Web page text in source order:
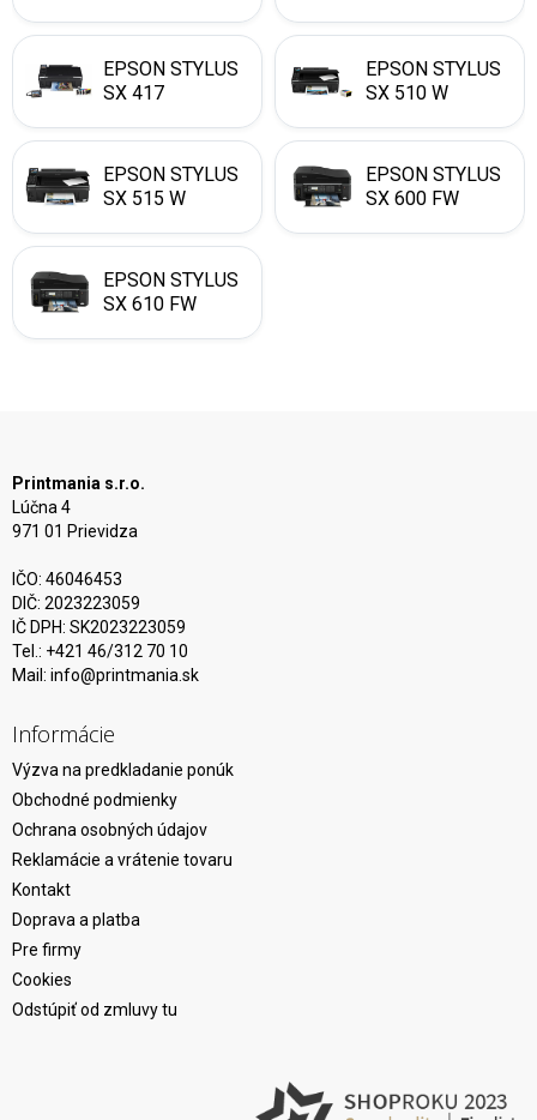
EPSON STYLUS
SX 417
EPSON STYLUS
SX 510 W
EPSON STYLUS
SX 515 W
EPSON STYLUS
SX 600 FW
EPSON STYLUS
SX 610 FW
Printmania s.r.o.
Lúčna 4
971 01 Prievidza
IČO: 46046453
DIČ: 2023223059
IČ DPH: SK2023223059
Tel.: +421 46/312 70 10
Mail: info@printmania.sk
Informácie
Výzva na predkladanie ponúk
Obchodné podmienky
Ochrana osobných údajov
Reklamácie a vrátenie tovaru
Kontakt
Doprava a platba
Pre firmy
Cookies
Odstúpiť od zmluvy tu